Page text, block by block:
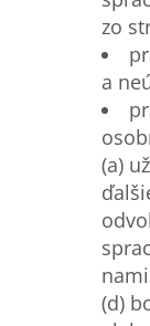
zo
a
(a)
(d)